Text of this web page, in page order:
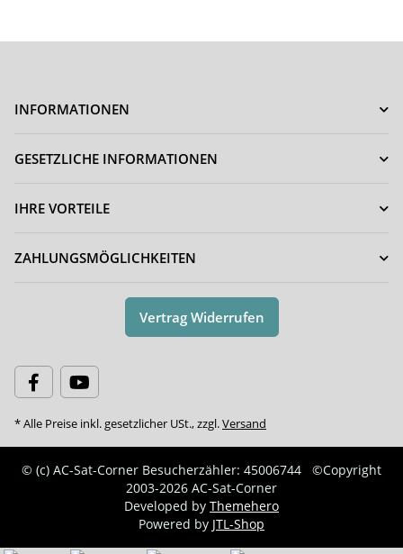
INFORMATIONEN
GESETZLICHE INFORMATIONEN
IHRE VORTEILE
ZAHLUNGSMÖGLICHKEITEN
Vertrag Widerrufen
* Alle Preise inkl. gesetzlicher USt., zzgl.Versand
© (c) AC-Sat-Corner Besucherzähler: 45006744
©Copyright
2003-2026 AC-Sat-Corner
Developed by Themehero
Powered by JTL-Shop